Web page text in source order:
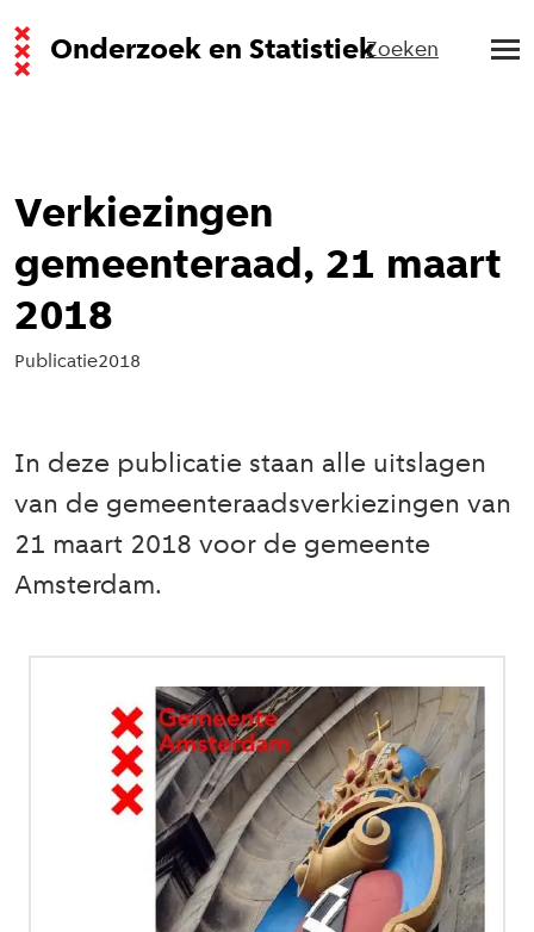
Onderzoek en StatistiekZoeken
Verkiezingen
gemeenteraad, 21 maart
2018
Publicatie2018
In deze publicatie staan alle uitslagen
van de gemeenteraadsverkiezingen van
21 maart 2018 voor de gemeente
Amsterdam.